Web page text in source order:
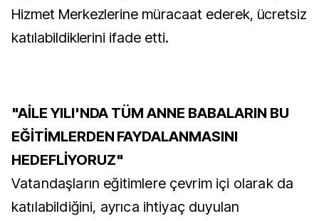
Hizmet Merkezlerine müracaat ederek, ücretsiz
katılabildiklerini ifade etti.
"AİLE YILI'NDA TÜM ANNE BABALARIN BU
EĞİTİMLERDEN FAYDALANMASINI
HEDEFLİYORUZ"
Vatandaşların eğitimlere çevrim içi olarak da
katılabildiğini, ayrıca ihtiyaç duyulan